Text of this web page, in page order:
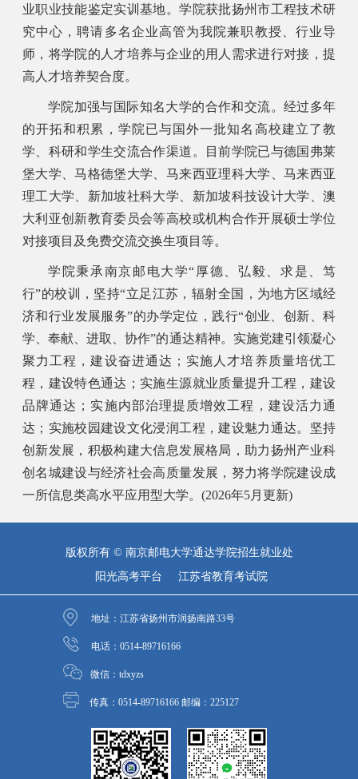
业职业技能鉴定实训基地。学院获批扬州市工程技术研
究中心，聘请多名企业高管为我院兼职教授、行业导
师，将学院的人才培养与企业的用人需求进行对接，提
高人才培养契合度。
学院加强与国际知名大学的合作和交流。经过多年
的开拓和积累，学院已与国外一批知名高校建立了教
学、科研和学生交流合作渠道。目前学院已与德国弗莱
堡大学、马格德堡大学、马来西亚理科大学、马来西亚
理工大学、新加坡社科大学、新加坡科技设计大学、澳
大利亚创新教育委员会等高校或机构合作开展硕士学位
对接项目及免费交流交换生项目等。
学院秉承南京邮电大学“厚德、弘毅、求是、笃
行”的校训，坚持“立足江苏，辐射全国，为地方区域经
济和行业发展服务”的办学定位，践行“创业、创新、科
学、奉献、进取、协作”的通达精神。实施党建引领凝心
聚力工程，建设奋进通达；实施人才培养质量培优工
程，建设特色通达；实施生源就业质量提升工程，建设
品牌通达；实施内部治理提质增效工程，建设活力通
达；实施校园建设文化浸润工程，建设魅力通达。坚持
创新发展，积极构建大信息发展格局，助力扬州产业科
创名城建设与经济社会高质量发展，努力将学院建设成
一所信息类高水平应用型大学。(2026年5月更新)
版权所有 © 南京邮电大学通达学院招生就业处
阳光高考平台
江苏省教育考试院
地址：江苏省扬州市润扬南路33号
电话：0514-89716166
微信：tdxyzs
传真：0514-89716166 邮编：225127